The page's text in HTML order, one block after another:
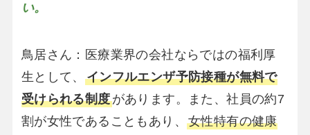
い。
鳥居さん：医療業界の会社ならではの福利厚
生として、 インフルエンザ予防接種が無料で
受けられる制度があります。また、社員の約7
割が女性であることもあり、女性特有の健康